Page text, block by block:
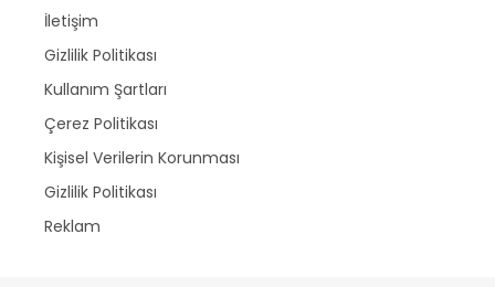
İletişim
Gizlilik Politikası
Kullanım Şartları
Çerez Politikası
Kişisel Verilerin Korunması
Gizlilik Politikası
Reklam